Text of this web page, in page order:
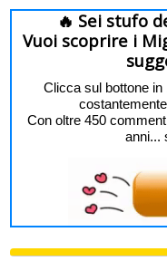
🔥 Sei stufo
Vuoi scoprire i
Clicca sul bottone
Con oltre 450
anni...